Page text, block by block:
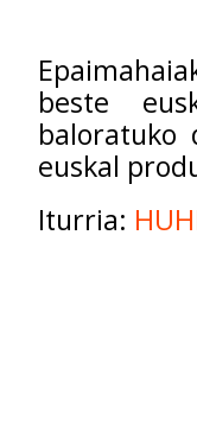
beste
euskal
Iturria: